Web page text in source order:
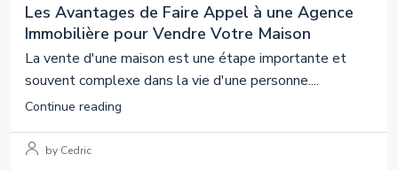
Les Avantages de Faire Appel à une Agence
Immobilière pour Vendre Votre Maison
La vente d'une maison est une étape importante et
souvent complexe dans la vie d'une personne....
Continue reading
by Cedric